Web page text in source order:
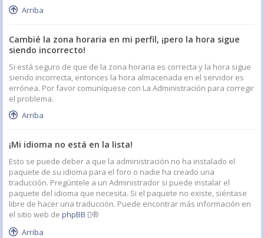
Arriba
Cambié la zona horaria en mi perfil, ¡pero la hora sigue
siendo incorrecto!
Si está seguro de que de la zona horaria es correcta y la hora sigue
siendo incorrecta, entonces la hora almacenada en el servidor es
errónea. Por favor comuníquese con La Administración para corregir
el problema.
Arriba
¡Mi idioma no está en la lista!
Esto se puede deber a que la administración no ha instalado el
paquete de su idioma para el foro o nadie ha creado una
traducción. Pregúntele a un Administrador si puede instalar el
paquete del idioma que necesita. Si el paquete no existe, siéntase
libre de hacer una traducción. Puede encontrar más información en
el sitio web de phpBB
®
Arriba